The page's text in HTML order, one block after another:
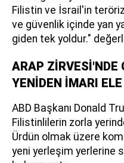
Filistin ve İsrail'in
ve güvenlik içinde yan
giden tek yoldur."
ARAP ZİRVESİ'NDE
YENİDEN İMARI
ABD Başkanı Donald
Filistinlilerin zorla
Ürdün olmak üzere
yeni yerleşim yerlerine